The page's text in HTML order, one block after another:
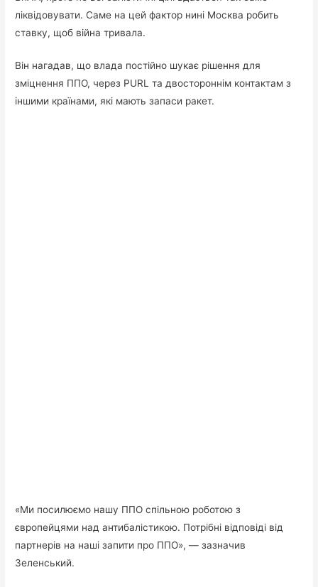
ліквідовувати. Саме на цей фактор нині Москва робить
ставку, щоб війна тривала.
Він нагадав, що влада постійно шукає рішення для
зміцнення ППО, через PURL та двостороннім контактам з
іншими країнами, які мають запаси ракет.
«Ми посилюємо нашу ППО спільною роботою з
європейцями над антибалістикою. Потрібні відповіді від
партнерів на наші запити про ППО», — зазначив
Зеленський.